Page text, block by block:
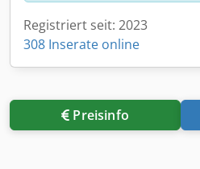
Registriert seit: 2023
308 Inserate online
Preisinfo